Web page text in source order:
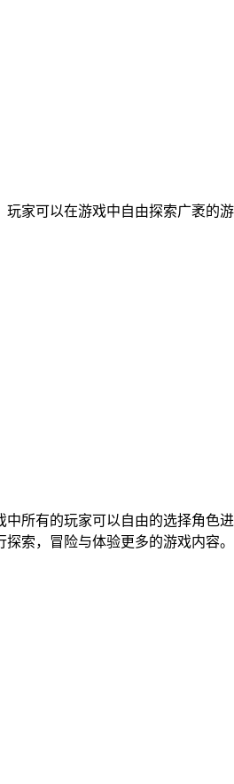
家可以在游戏中自由探索广袤
所有的玩家可以自由的选择角
索，冒险与体验更多的游戏内容。